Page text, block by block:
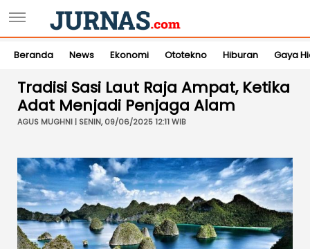
Beranda News Ekonomi Ototekno Hiburan Gaya
Tradisi Sasi Laut Raja Ampat, Ketika
Adat Menjadi Penjaga Alam
AGUS MUGHNI | SENIN, 09/06/2025 12:11 WIB